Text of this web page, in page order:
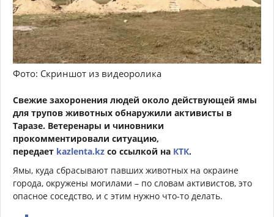
Фото: Скриншот из видеоролика
Свежие захоронения людей около действующей ямы
для трупов животных обнаружили активисты в
Таразе. Ветеренары и чиновники
прокомментировали ситуацию,
передает kazlenta.kz со ссылкой на КТК.
Ямы, куда сбрасывают павших животных на окраине
города, окружены могилами – по словам активистов, это
опасное соседство, и с этим нужно что-то делать.